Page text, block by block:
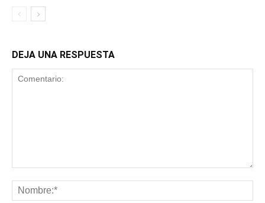
DEJA UNA RESPUESTA